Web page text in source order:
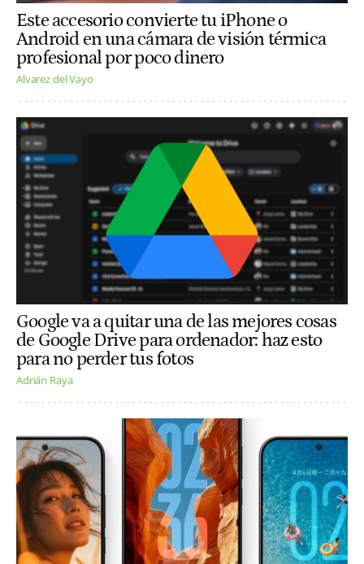
Este accesorio convierte tu iPhone o
Android en una cámara de visión térmica
profesional por poco dinero
Alvarez del Vayo
Google va a quitar una de las mejores cosas
de Google Drive para ordenador: haz esto
para no perder tus fotos
Adrián Raya